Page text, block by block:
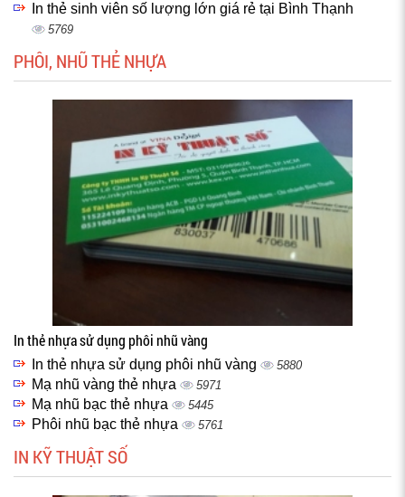
In thẻ sinh viên số lượng lớn giá rẻ tại Bình Thạnh
5769
PHÔI, NHŨ THẺ NHỰA
In thẻ nhựa sử dụng phôi nhũ vàng
In thẻ nhựa sử dụng phôi nhũ vàng 5880
Mạ nhũ vàng thẻ nhựa 5971
Mạ nhũ bạc thẻ nhựa 5445
Phôi nhũ bạc thẻ nhựa 5761
IN KỸ THUẬT SỐ